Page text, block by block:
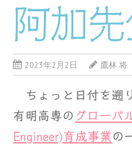
阿加先
2023年2月2日 鷹林 将
ちょっと日付を遡
有明高専の グローバ
Engineer)育成事業の